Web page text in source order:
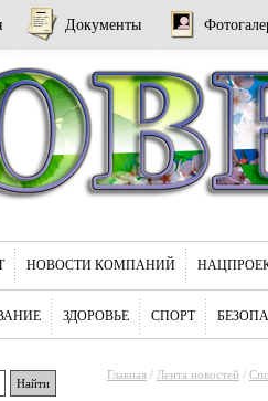
Документы
НОВОСТИ КОМПАНИЙ
ЗДОРОВЬЕ СПОРТ
Главная / Лента новостей /